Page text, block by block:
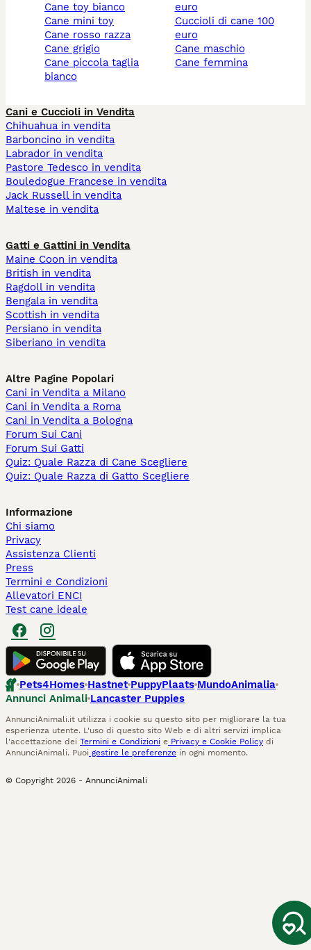
cane toy bianco
cane mini toy
cane rosso razza
cane grigio
cane piccola taglia
bianco
euro
cuccioli di cane 100
euro
cane maschio
cane femmina
Cani e Cuccioli in Vendita
Chihuahua in vendita
Barboncino in vendita
Labrador in vendita
Pastore Tedesco in vendita
Bouledogue Francese in vendita
Jack Russell in vendita
Maltese in vendita
Gatti e Gattini in Vendita
Maine Coon in vendita
British in vendita
Ragdoll in vendita
Bengala in vendita
Scottish in vendita
Persiano in vendita
Siberiano in vendita
Altre Pagine Popolari
Cani in Vendita a Milano
Cani in Vendita a Roma
Cani in Vendita a Bologna
Forum Sui Cani
Forum Sui Gatti
Quiz: Quale Razza di Cane Scegliere
Quiz: Quale Razza di Gatto Scegliere
Informazione
Chi siamo
Privacy
Assistenza Clienti
Press
Termini e Condizioni
Allevatori ENCI
Test cane ideale
Pets4Homes Hastnet PuppyPlaats MundoAnimalia
Annunci Animali Lancaster Puppies
AnnunciAnimali.it utilizza i cookie su questo sito per migliorare la tua
esperienza utente. L'uso di questo sito Web e di altri servizi implica
l'accettazione dei Termini e Condizioni e Privacy e Cookie Policy di
AnnunciAnimali. Puoi gestire le preferenze in ogni momento.
© Copyright 2026 - AnnunciAnimali